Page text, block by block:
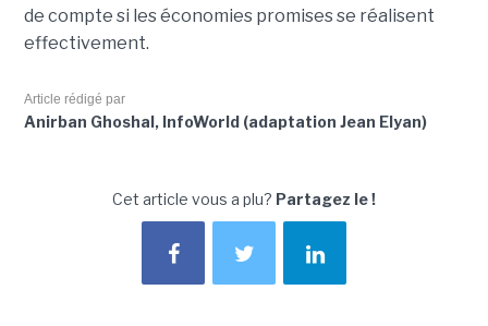
de compte si les économies promises se réalisent
effectivement.
Article rédigé par
Anirban Ghoshal, InfoWorld (adaptation Jean Elyan)
Cet article vous a plu? Partagez le !